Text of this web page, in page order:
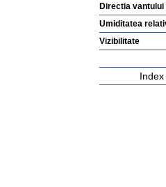
Directia vantului
Umiditatea
Vizibilitate
Index